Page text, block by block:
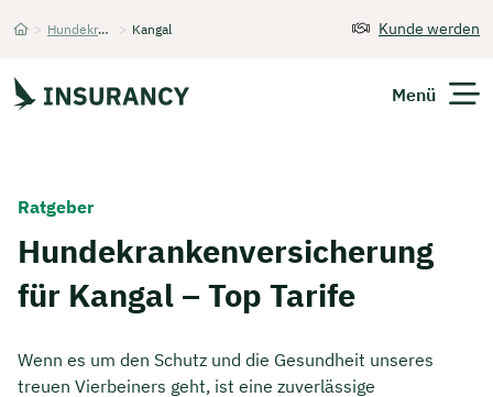
> Hundekrankenversicherung > Kangal Kunde werden
Menü
Finanzen
Ratgeber
Hundekrankenversicherung
für Kangal – Top Tarife
Wenn es um den Schutz und die Gesundheit unseres
treuen Vierbeiners geht, ist eine zuverlässige